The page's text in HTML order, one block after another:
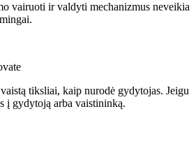
vairuoti ir valdyti mechanizmus neveikia
tiksliai, kaip nurodė gydytojas. Jeigu
į gydytoją arba vaistininką.